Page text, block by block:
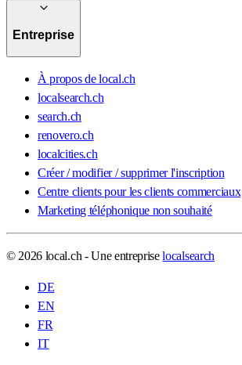
Entreprise
À propos de local.ch
localsearch.ch
search.ch
renovero.ch
localcities.ch
Créer / modifier / supprimer l'inscription
Centre clients pour les clients commerciaux
Marketing téléphonique non souhaité
© 2026 local.ch - Une entrepriselocalsearch
DE
EN
FR
IT